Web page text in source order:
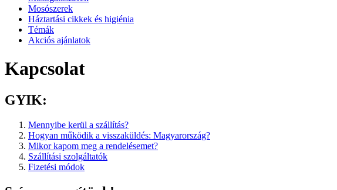
Mosószerek
Háztartási cikkek és higiénia
Témák
Akciós ajánlatok
Kapcsolat
GYIK:
Mennyibe kerül a szállítás?
Hogyan működik a visszaküldés: Magyarország?
Mikor kapom meg a rendelésemet?
Szállítási szolgáltatók
Fizetési módok